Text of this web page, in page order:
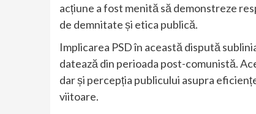
acțiune a fost menită să demonstreze
de demnitate și etica publică.
Implicarea PSD în această dispută
datează din perioada post-comunistă.
dar și percepția publicului asupra
viitoare.